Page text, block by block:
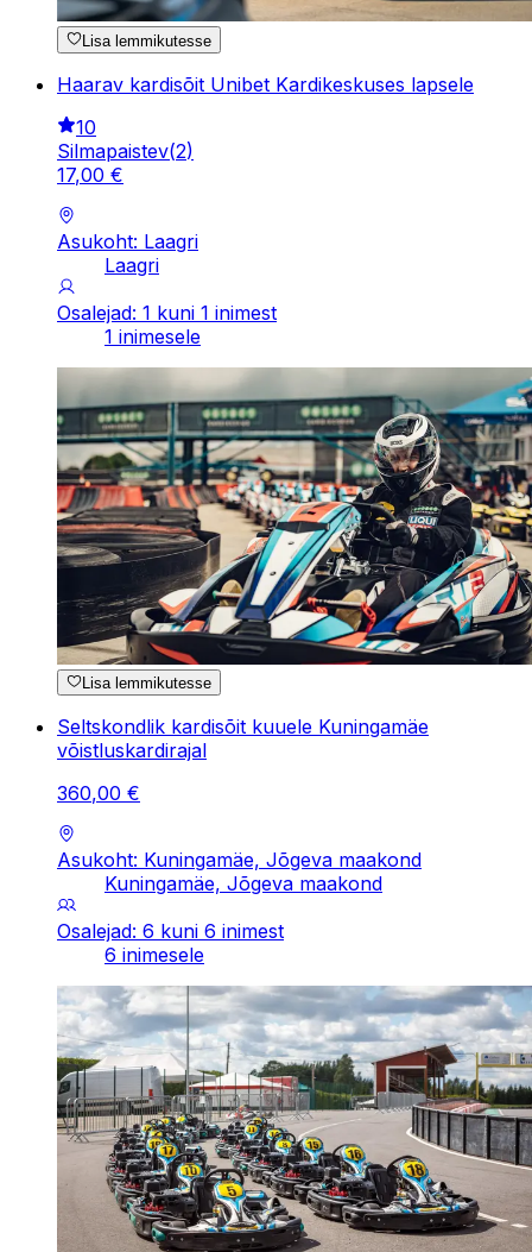
Lisa lemmikutesse
Haarav kardisõit Unibet Kardikeskuses lapsele
10
Silmapaistev(2)
17,00 €
Asukoht: Laagri
Laagri
Osalejad: 1 kuni 1 inimest
1 inimesele
Lisa lemmikutesse
Seltskondlik kardisõit kuuele Kuningamäe
võistluskardirajal
360,00 €
Asukoht: Kuningamäe, Jõgeva maakond
Kuningamäe, Jõgeva maakond
Osalejad: 6 kuni 6 inimest
6 inimesele